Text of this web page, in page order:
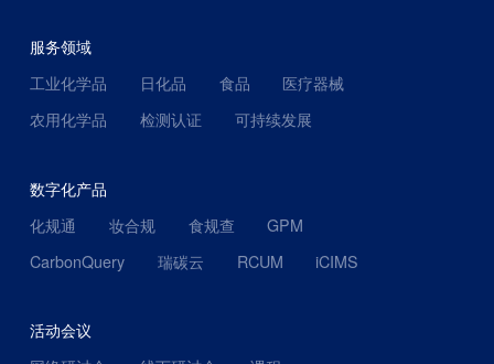
服务领域
工业化学品
日化品 食品
医疗器械
农用化学品
检测认证 可持续发展
数字化产品
化规通
妆合规 食规查
GPM
CarbonQuery
瑞碳云 RCUM iCIMS
活动会议